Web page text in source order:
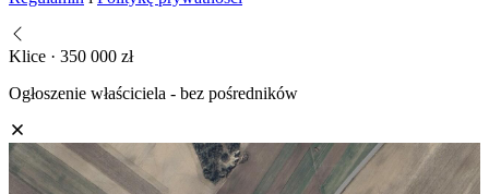
Klice · 350 000 zł
Ogłoszenie właściciela - bez pośredników